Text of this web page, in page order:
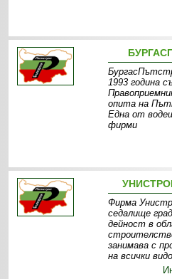
1993 година
опита на
Една от
фирми
Фирма
седалище
дейност в
занимава с
на всички